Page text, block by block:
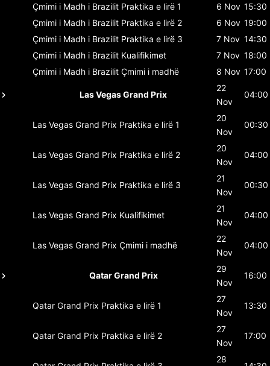
Çmimi i Madh i Brazilit Praktika e lirë 1 6 Nov 15:30
Çmimi i Madh i Brazilit Praktika e lirë 2 6 Nov 19:00
Çmimi i Madh i Brazilit Praktika e lirë 3 7 Nov 14:30
Çmimi i Madh i Brazilit Kualifikimet 7 Nov 18:00
Çmimi i Madh i Brazilit Çmimi i madhë 8 Nov 17:00
Las Vegas Grand Prix
22
Nov
04:00
Las Vegas Grand Prix Praktika e lirë 1
20
Nov
00:30
Las Vegas Grand Prix Praktika e lirë 2
20
Nov
04:00
Las Vegas Grand Prix Praktika e lirë 3
21
Nov
00:30
Las Vegas Grand Prix Kualifikimet
21
Nov
04:00
Las Vegas Grand Prix Çmimi i madhë
22
Nov
04:00
Qatar Grand Prix
29
Nov
16:00
Qatar Grand Prix Praktika e lirë 1
27
Nov
13:30
Qatar Grand Prix Praktika e lirë 2
27
Nov
17:00
28